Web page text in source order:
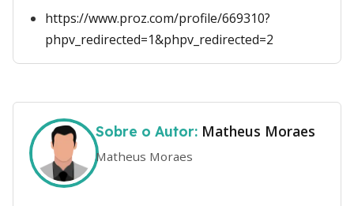
https://www.proz.com/profile/669310?
phpv_redirected=1&phpv_redirected=2
Sobre o Autor: Matheus Moraes
Matheus Moraes